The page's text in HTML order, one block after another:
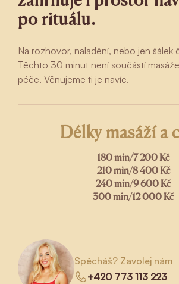
po rituálu.
Na rozhovor, naladění, nebo jen šálek
Těchto 30 minut není součástí
péče. Věnujeme ti je navíc.
Délky masáží a
180 min/7 200 Kč
210 min/8 400 Kč
240 min/9 600 Kč
300 min/12 000 Kč
Spěcháš? Zavolej nám
+420 773 113 223